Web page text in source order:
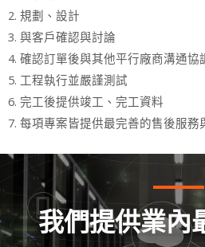
2. 規劃、設計
3. 與客戶確認與討論
4. 確認訂單後與其他平行廠商溝通
5. 工程執行並嚴謹測試
6. 完工後提供竣工、完工資料
7. 每項專案皆提供最完善的售後服務
我們提供業內